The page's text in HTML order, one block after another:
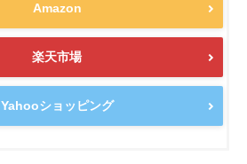
Amazon
楽天市場
Yahooショッピング